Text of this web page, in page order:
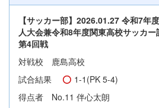
【サッカー部】2026.01.27 令和7年
人大会兼令和8年度関東高校サッカ
第4回戦
対戦校 鹿島高校
試合結果
1-1(PK 5-4)
得点者 No.11 伴心太朗